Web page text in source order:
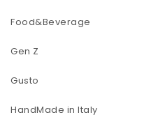
Food&Beverage
Gen Z
Gusto
HandMade in Italy